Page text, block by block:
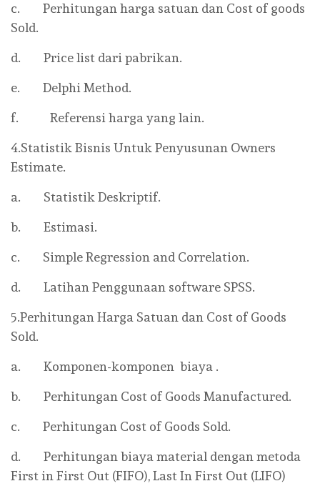
c. Perhitungan harga satuan dan Cost of goods
Sold.
d. Price list dari pabrikan.
e. Delphi Method.
f. Referensi harga yang lain.
4.Statistik Bisnis Untuk Penyusunan Owners
Estimate.
a. Statistik Deskriptif.
b. Estimasi.
c. Simple Regression and Correlation.
d. Latihan Penggunaan software SPSS.
5.Perhitungan Harga Satuan dan Cost of Goods
Sold.
a. Komponen-komponen biaya .
b. Perhitungan Cost of Goods Manufactured.
c. Perhitungan Cost of Goods Sold.
d. Perhitungan biaya material dengan metoda
First in First Out (FIFO), Last In First Out (LIFO)